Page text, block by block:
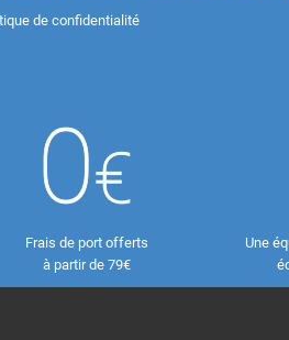
de confidentialité
Frais de port offerts
à partir de 79€
Une